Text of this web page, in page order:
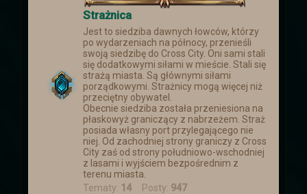
Strażnica
Jest to siedziba dawnych łowców, którzy
po wydarzeniach na północy, przenieśli
swoją siedzibę do Cross City. Oni sami stali
się dodatkowymi siłami w mieście. Stali się
strażą miasta. Są głównymi siłami
porządkowymi. Strażnicy mogą więcej niż
przeciętny obywatel.
Obecnie siedziba została przeniesiona na
płaskowyż graniczący z nabrzeżem. Straż
posiada własny port przylegającego nie
niej. Od zachodniej strony graniczy z Cross
City zaś od strony południowo-wschodniej
z lasami i wyjściem bezpośrednim z
terenu miasta.
Tematy: 14 Posty: 947